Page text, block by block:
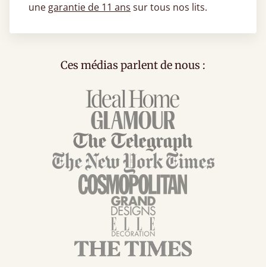
une garantie de 11 ans sur tous nos lits.
Ces médias parlent de nous :